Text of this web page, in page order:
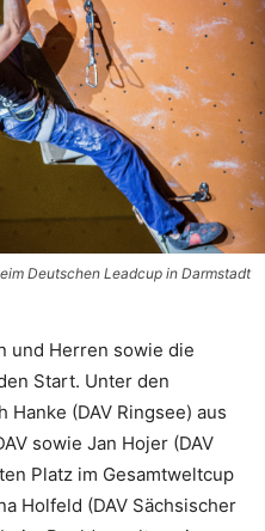
Deutschen Leadcup in Darmstadt
und Herren sowie die
Start. Unter den
(DAV Ringsee) aus
sowie Jan Hojer (DAV
Platz im Gesamtweltcup
Holfeld (DAV Sächsischer